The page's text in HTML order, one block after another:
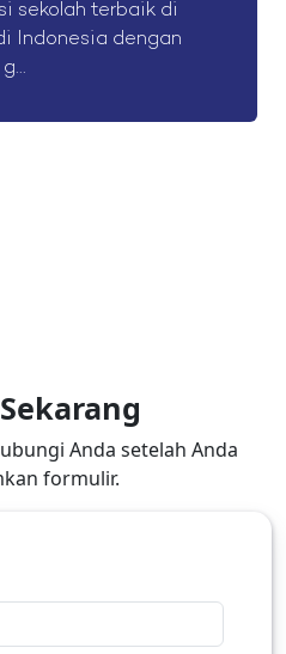
sekolah terbaik di
Indonesia dengan
Anda setelah Anda
formulir.